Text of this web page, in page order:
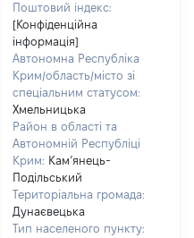
Поштовий індекс:
[Конфіденційна
інформація]
Автономна Республіка
Крим/область/місто зі
спеціальним статусом:
Хмельницька
Район в області та
Автономній Республіці
Крим: Кам’янець-
Подільський
Територіальна громада:
Дунаєвецька
Тип населеного пункту: